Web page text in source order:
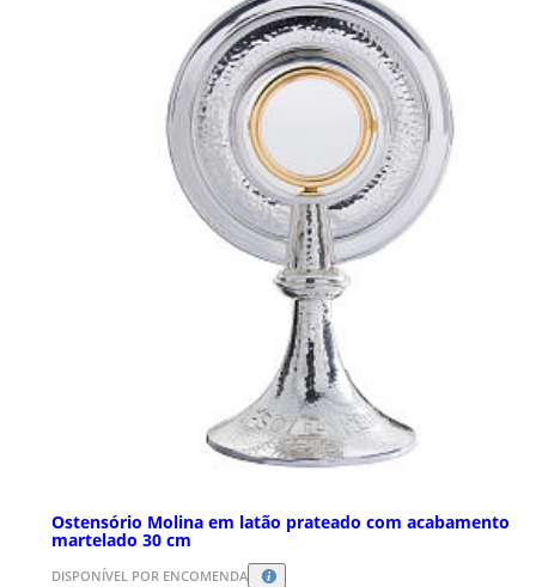
Ostensório Molina em latão prateado com acabamento
martelado 30 cm
DISPONÍVEL POR ENCOMENDA